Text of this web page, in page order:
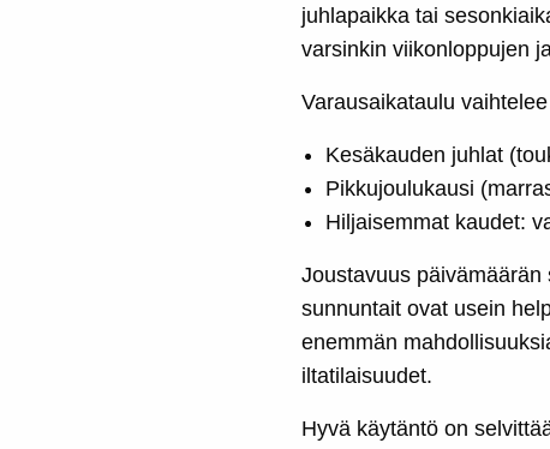
juhlapaikka tai
varsinkin viikonloppujen
Varausaikataulu vaihtelee
Kesäkauden juhlat
Pikkujoulukausi
Hiljaisemmat kaudet:
Joustavuus
sunnuntait ovat usein
enemmän
iltatilaisuudet.
Hyvä käytäntö on